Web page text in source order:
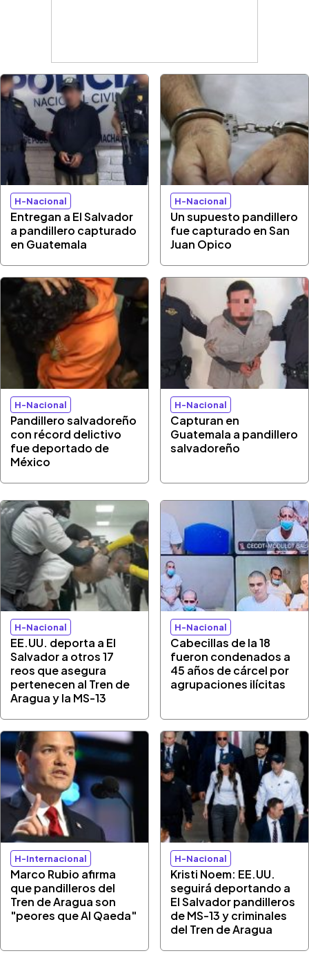
H-Nacional
Entregan a El Salvador
a pandillero capturado
en Guatemala
H-Nacional
Un supuesto pandillero
fue capturado en San
Juan Opico
H-Nacional
Pandillero salvadoreño
con récord delictivo
fue deportado de
México
H-Nacional
Capturan en
Guatemala a pandillero
salvadoreño
H-Nacional
EE.UU. deporta a El
Salvador a otros 17
reos que asegura
pertenecen al Tren de
Aragua y la MS-13
H-Nacional
Cabecillas de la 18
fueron condenados a
45 años de cárcel por
agrupaciones ilícitas
H-Internacional
Marco Rubio afirma
que pandilleros del
Tren de Aragua son
"peores que Al Qaeda"
H-Nacional
Kristi Noem: EE.UU.
seguirá deportando a
El Salvador pandilleros
de MS-13 y criminales
del Tren de Aragua